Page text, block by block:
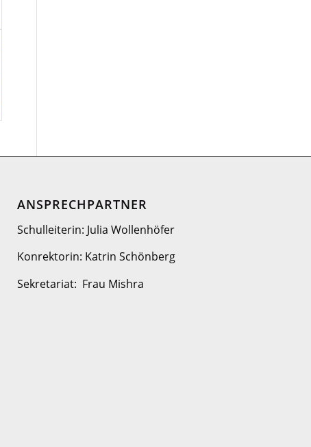
ANSPRECHPARTNER
Schulleiterin: Julia Wollenhöfer
Konrektorin: Katrin Schönberg
Sekretariat: Frau Mishra